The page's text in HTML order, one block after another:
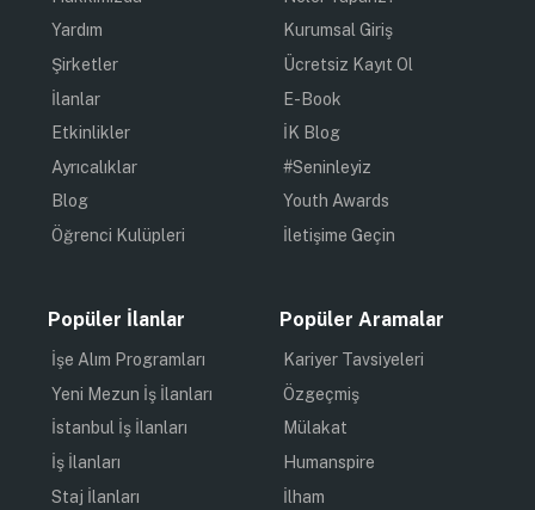
Yardım
Şirketler
İlanlar
Etkinlikler
Ayrıcalıklar
Blog
Öğrenci Kulüpleri
Kurumsal Giriş
Ücretsiz Kayıt Ol
E-Book
İK Blog
#Seninleyiz
Youth Awards
İletişime Geçin
Popüler İlanlar
İşe Alım Programları
Yeni Mezun İş İlanları
İstanbul İş İlanları
İş İlanları
Staj İlanları
Popüler Aramalar
Kariyer Tavsiyeleri
Özgeçmiş
Mülakat
Humanspire
İlham